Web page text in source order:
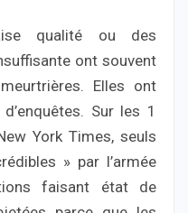
qualité ou des
ont souvent
Elles ont
Sur les 1
York Times, seuls
» par l’armée
faisant état de